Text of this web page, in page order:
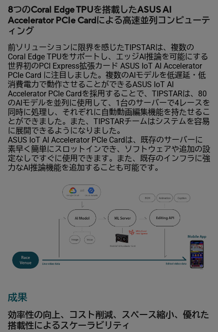
8つのCoral Edge TPUを搭載したASUS AI
Accelerator PCIe Cardによる高速並列コンピューテ
ィング
前ソリューションに限界を感じたTIPSTARは、複数の
Coral Edge TPUをサポートし、エッジAI推論を可能にする
世界初のPCI Express拡張カード ASUS IoT AI Accelerator
PCIe Card に注目しました。複数のAIモデルを低遅延・低
消費電力で動作させることができるASUS IoT AI
Accelerator PCIe Cardを採用することで、TIPSTARは、80
のAIモデルを並列に使用して、1台のサーバーで4レースを
同時に処理し、それぞれに自動動画編集機能を持たせるこ
とができました。また、TIPSTARチームはシステムを容易
に展開できるようになりました。
ASUS IoT AI Accelerator PCIe Cardは、既存のサーバーに
素早く簡単にスロットインでき、ソフトウェアや追加の設
定なしですぐに使用できます。また、既存のインフラに強
力なAI推論機能を追加することも可能です。
成果
効率性の向上、コスト削減、スペース縮小、優れた
搭載性によるスケーラビリティ